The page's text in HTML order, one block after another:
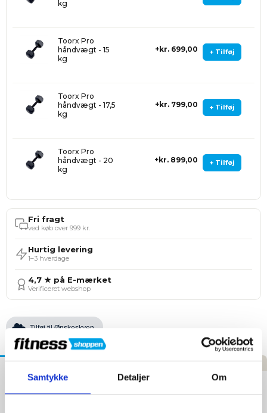
Samtykke Detaljer Om
kg
+ Tilføj
Toorx Pro
håndvægt - 15
kg
kr. 699,00
+ Tilføj
Toorx Pro
håndvægt - 17,5
kg
kr. 799,00
+ Tilføj
Toorx Pro
håndvægt - 20
kg
kr. 899,00
Fri fragt
ved køb over 999 kr.
Hurtig levering
1–3 hverdage
4,7 ★ på E-mærket
Verificeret webshop
Tilføj til Ønskeskyen
Beskrivelse Specifikationer Anmeldelser